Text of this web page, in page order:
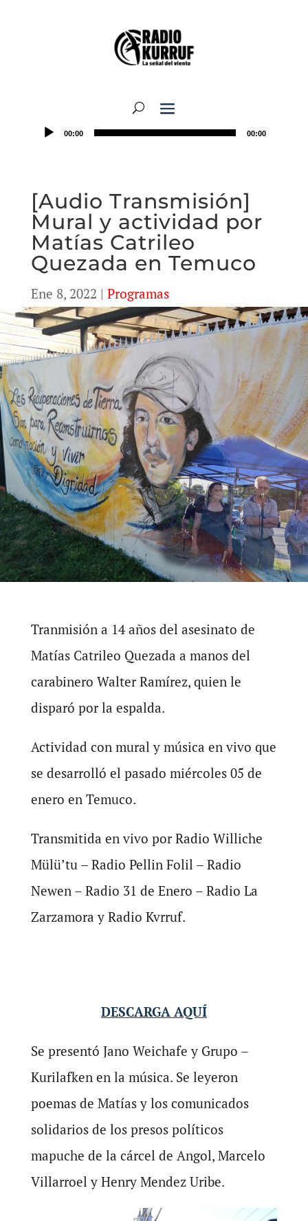
00:00 00:00
[Audio Transmisión]
Mural y actividad por
Matías Catrileo
Quezada en Temuco
Ene 8, 2022 | Programas
Tranmisión a 14 años del asesinato de
Matías Catrileo Quezada a manos del
carabinero Walter Ramírez, quien le
disparó por la espalda.
Actividad con mural y música en vivo que
se desarrolló el pasado miércoles 05 de
enero en Temuco.
Transmitida en vivo por Radio Williche
Mülü’tu – Radio Pellin Folil – Radio
Newen – Radio 31 de Enero – Radio La
Zarzamora y Radio Kvrruf.
DESCARGA AQUÍ
Se presentó Jano Weichafe y Grupo –
Kurilafken en la música. Se leyeron
poemas de Matías y los comunicados
solidarios de los presos políticos
mapuche de la cárcel de Angol, Marcelo
Villarroel y Henry Mendez Uribe.